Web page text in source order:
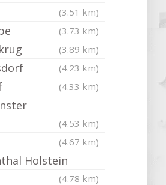
(3.51 km)
(3.73 km)
(3.89 km)
(4.23 km)
(4.33 km)
(4.53 km)
(4.67 km)
Holstein
(4.78 km)